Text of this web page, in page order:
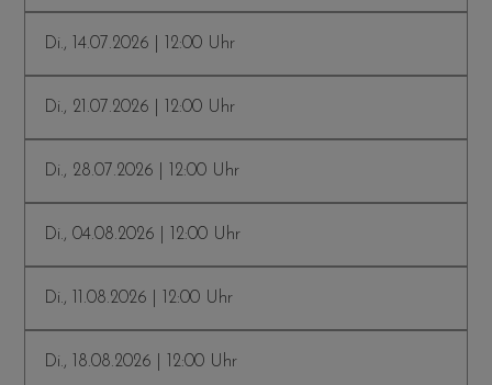
Di., 14.07.2026 | 12:00 Uhr
Di., 21.07.2026 | 12:00 Uhr
Di., 28.07.2026 | 12:00 Uhr
Di., 04.08.2026 | 12:00 Uhr
Di., 11.08.2026 | 12:00 Uhr
Di., 18.08.2026 | 12:00 Uhr